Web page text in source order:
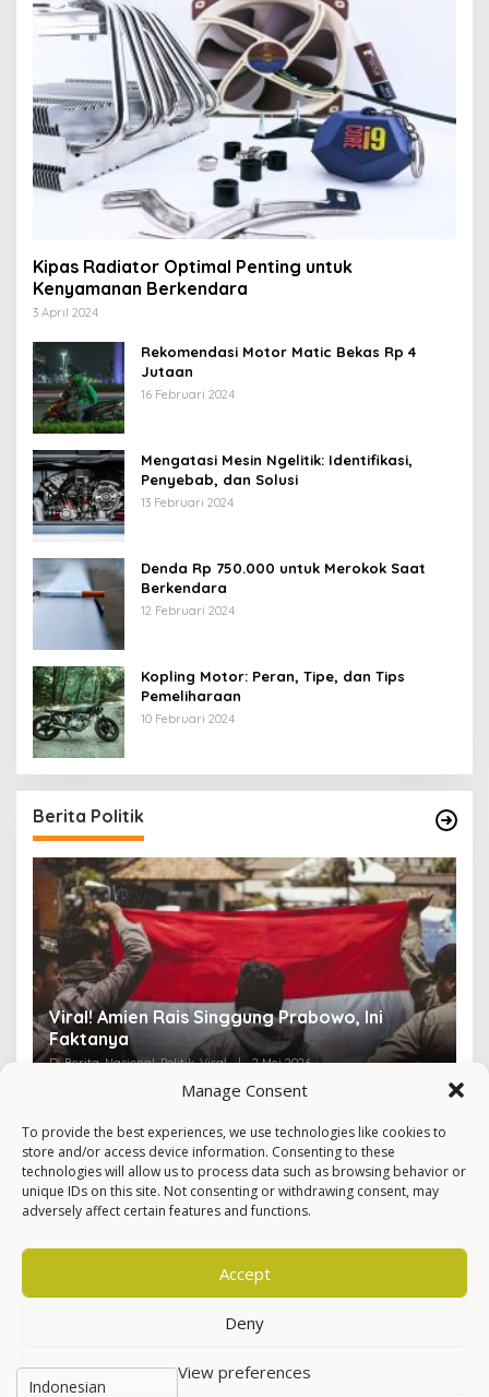
Manage Consent
To provide the best experiences, we use technologies like cookies to
store and/or access device information. Consenting to these
technologies will allow us to process data such as browsing behavior or
unique IDs on this site. Not consenting or withdrawing consent, may
adversely affect certain features and functions.
Accept
Deny
View preferences
Kipas Radiator Optimal Penting untuk
Kenyamanan Berkendara
3 April 2024
Rekomendasi Motor Matic Bekas Rp 4
Jutaan
16 Februari 2024
Mengatasi Mesin Ngelitik: Identifikasi,
Penyebab, dan Solusi
13 Februari 2024
Denda Rp 750.000 untuk Merokok Saat
Berkendara
12 Februari 2024
Kopling Motor: Peran, Tipe, dan Tips
Pemeliharaan
10 Februari 2024
Berita Politik
4 Fakta Mengejutkan di Perang AS-Israel vs
Iran
Di Berita, Internasional, Politik, Viral | 11 Maret 2026 Di
Hak Cipta © Newkarma
Privacy Policy & Terms of Service
Indeks Berita